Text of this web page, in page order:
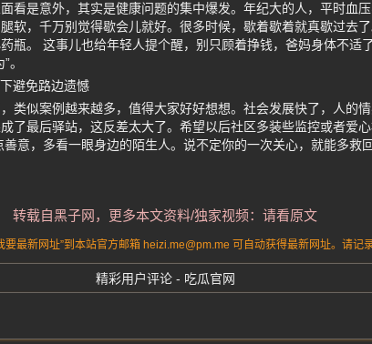
看是意外，其实是健康问题的集中爆发。年纪大的人，平时血
软，千万别觉得歇会儿就好。很多时候，歇着歇着就真歇过去
瓶。 这事儿也给年轻人提个醒，别只顾着挣钱，爸妈身体不适
。
避免路边遗憾
类似案例越来越多，值得大家好好想想。社会发展快了，人的
了最后驿站，这反差太大了。希望以后社区多装些监控或者爱
意，多看一眼身边的陌生人。说不定你的一次关心，就能多救
转载自黑子网，更多本文资料/独家视频：请看原文
最新网址”到本站官方邮箱 heizi.me@pm.me 可自动获得最新网址。请记
精彩用户评论 - 吃瓜官网